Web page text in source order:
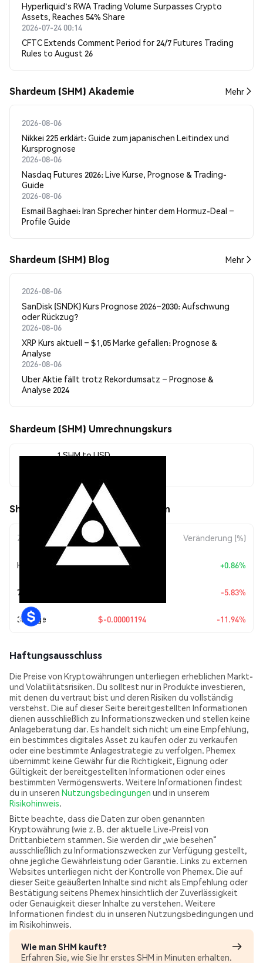
Hyperliquid's RWA Trading Volume Surpasses Crypto
Assets, Reaches 54% Share
2026-07-24 00:14
CFTC Extends Comment Period for 24/7 Futures Trading
Rules to August 26
Shardeum (SHM) Akademie Mehr
2026-08-06
Nikkei 225 erklärt: Guide zum japanischen Leitindex und
Kursprognose
2026-08-06
Nasdaq Futures 2026: Live Kurse, Prognose & Trading-
Guide
2026-08-06
Esmail Baghaei: Iran Sprecher hinter dem Hormuz-Deal –
Profile Guide
Shardeum (SHM) Blog Mehr
2026-08-06
SanDisk (SNDK) Kurs Prognose 2026–2030: Aufschwung
oder Rückzug?
2026-08-06
XRP Kurs aktuell – $1,05 Marke gefallen: Prognose &
Analyse
2026-08-06
Uber Aktie fällt trotz Rekordumsatz – Prognose &
Analyse 2024
Shardeum (SHM) Umrechnungskurs
1 SHM to USD
Shardeum (SHM) Kursbewegungen
Zeitraum Betragsänderung Veränderung (%)
Heute +$0.00000075 +0.86%
7 Tage -5.83%
30 Tage $-0.00001194 -11.94%
Haftungsausschluss
Die Preise von Kryptowährungen unterliegen erheblichen Markt-
und Volatilitätsrisiken. Du solltest nur in Produkte investieren,
mit denen du vertraut bist und deren Risiken du vollständig
verstehst. Die auf dieser Seite bereitgestellten Informationen
dienen ausschließlich zu Informationszwecken und stellen keine
Anlageberatung dar. Es handelt sich nicht um eine Empfehlung,
ein bestimmtes digitales Asset zu kaufen oder zu verkaufen
oder eine bestimmte Anlagestrategie zu verfolgen. Phemex
übernimmt keine Gewähr für die Richtigkeit, Eignung oder
Gültigkeit der bereitgestellten Informationen oder eines
bestimmten Vermögenswerts. Weitere Informationen findest
du in unseren Nutzungsbedingungen und in unserem
Risikohinweis.
Bitte beachte, dass die Daten zur oben genannten
Kryptowährung (wie z. B. der aktuelle Live-Preis) von
Drittanbietern stammen. Sie werden dir „wie besehen“
ausschließlich zu Informationszwecken zur Verfügung gestellt,
ohne jegliche Gewährleistung oder Garantie. Links zu externen
Websites unterliegen nicht der Kontrolle von Phemex. Die auf
dieser Seite geäußerten Inhalte sind nicht als Empfehlung oder
Bestätigung seitens Phemex hinsichtlich der Zuverlässigkeit
oder Genauigkeit dieser Inhalte zu verstehen. Weitere
Informationen findest du in unseren Nutzungsbedingungen und
im Risikohinweis.
Wie man SHM kauft?
Erfahren Sie, wie Sie Ihr erstes SHM in Minuten erhalten.